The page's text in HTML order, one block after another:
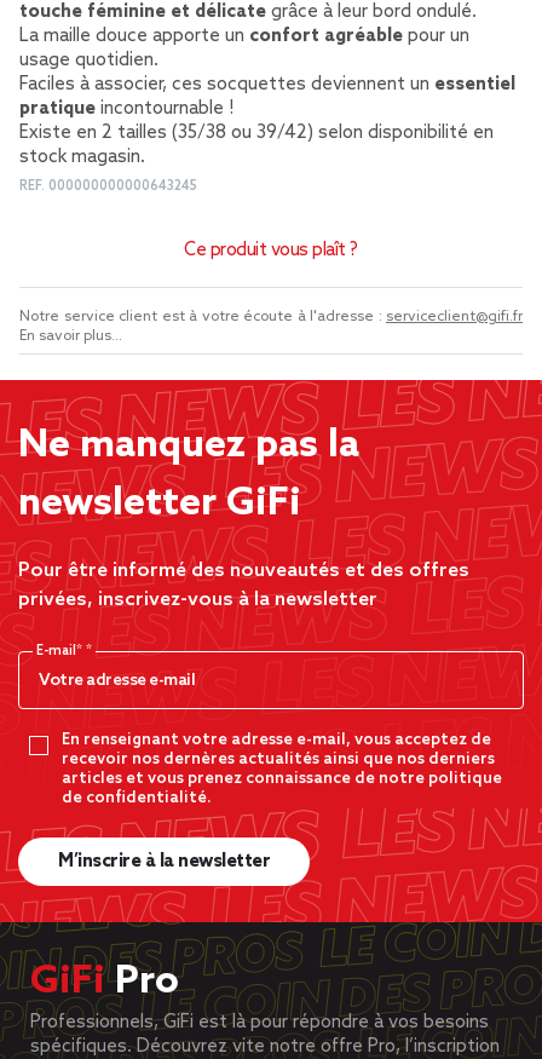
touche féminine et délicate grâce à leur bord ondulé.
La maille douce apporte un confort agréable pour un
usage quotidien.
Faciles à associer, ces socquettes deviennent un essentiel
pratique incontournable !
Existe en 2 tailles (35/38 ou 39/42) selon disponibilité en
stock magasin.
REF. 000000000000643245
Ce produit vous plaît ?
Notre service client est à votre écoute à l'adresse : serviceclient@gifi.fr
En savoir plus...
Ne manquez pas la
newsletter GiFi
Pour être informé des nouveautés et des offres
privées, inscrivez-vous à la newsletter
E-mail*
En renseignant votre adresse e-mail, vous acceptez de
recevoir nos dernères actualités ainsi que nos derniers
articles et vous prenez connaissance de notre politique
de confidentialité.
M’inscrire à la newsletter
GiFiPro
Professionnels, GiFi est là pour répondre à vos besoins
spécifiques. Découvrez vite notre offre Pro, l’inscription